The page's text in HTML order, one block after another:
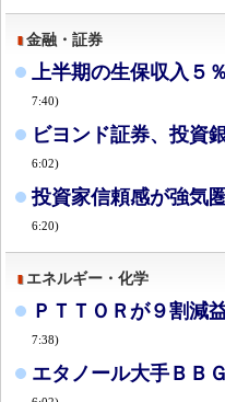
金融・証券
上半期の生保収入５
7:40)
ビヨンド証券、投資
6:02)
投資家信頼感が強気
6:20)
エネルギー・化学
ＰＴＴＯＲが９割減
7:38)
エタノール大手ＢＢ